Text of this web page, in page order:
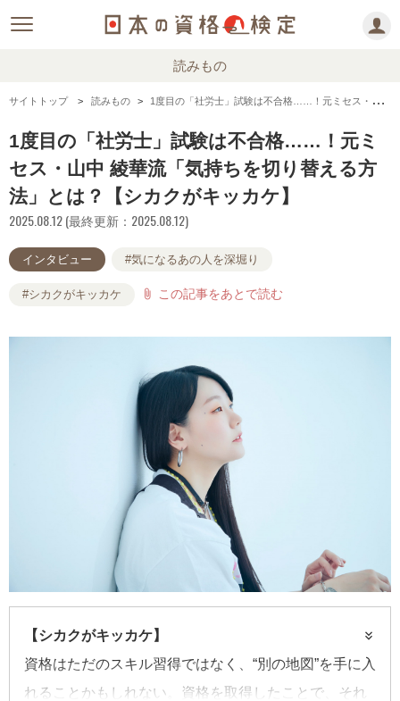
読みもの
サイトトップ 読みもの 1度目の「社労士」試験は不合格……！元ミセス・山中 綾華流「気持ちを切り替える方法」とは？【シカクがキッカケ】
1度目の「社労士」試験は不合格……！元ミ
セス・山中 綾華流「気持ちを切り替える方
法」とは？【シカクがキッカケ】
2025.08.12 (最終更新：2025.08.12)
インタビュー #気になるあの人を深堀り
#シカクがキッカケ attach_file この記事をあとで読む
【シカクがキッカケ】
資格はただのスキル習得ではなく、“別の地図”を手に入
れることかもしれない。資格を取得したことで、それ